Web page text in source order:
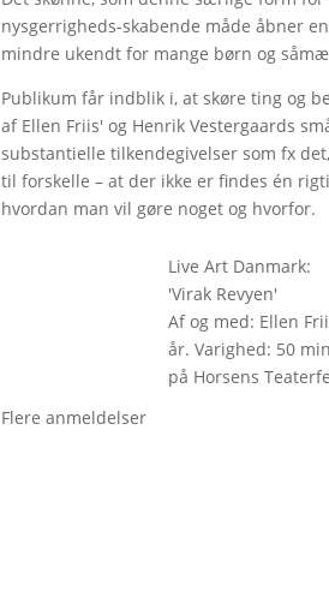
nysgerrigheds-skabende måde åbner
mindre ukendt for mange børn og
Publikum får indblik i, at skøre ting og
af Ellen Friis' og Henrik Vestergaards
substantielle tilkendegivelser som fx
til forskelle – at der ikke er findes én
hvordan man vil gøre noget og hvorfor.
Live Art Danmark:
'Virak Revyen'
Af og med: Ellen
år. Varighed: 50
på Horsens
Flere anmeldelser